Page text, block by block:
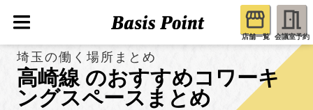
店舗一覧 会議室予約
埼玉の働く場所まとめ
高崎線 のおすすめコワーキ
ングスペースまとめ